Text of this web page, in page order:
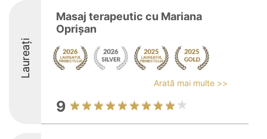
Laureați
Masaj terapeutic cu Mariana
Oprișan
Arată mai multe >>
9